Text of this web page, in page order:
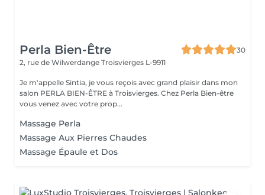
Perla Bien-Être
30
2, rue de Wilwerdange Troisvierges L-9911
Je m'appelle Sintia, je vous reçois avec grand plaisir dans mon
salon PERLA BIEN-ÊTRE à Troisvierges. Chez Perla Bien-être
vous venez avec votre prop...
Massage Perla
Massage Aux Pierres Chaudes
Massage Épaule et Dos